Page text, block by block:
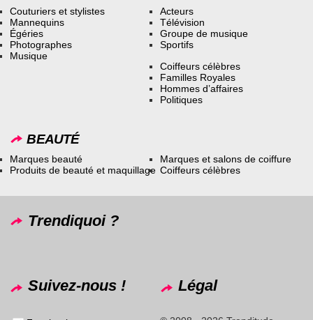
Couturiers et stylistes
Mannequins
Égéries
Photographes
Musique
Acteurs
Télévision
Groupe de musique
Sportifs
Coiffeurs célèbres
Familles Royales
Hommes d’affaires
Politiques
BEAUTÉ
Marques beauté
Produits de beauté et maquillage
Marques et salons de coiffure
Coiffeurs célèbres
Trendiquoi ?
Suivez-nous ! Légal